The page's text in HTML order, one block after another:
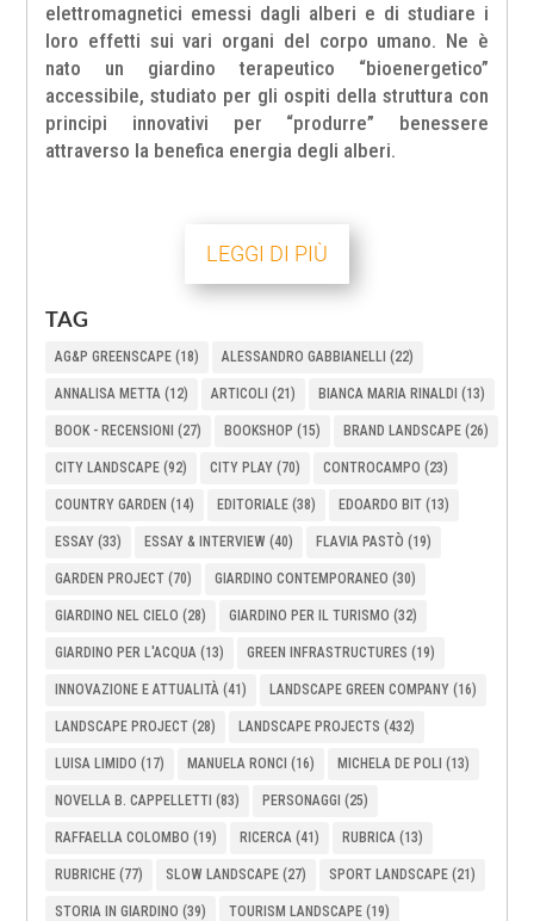
elettromagnetici emessi dagli alberi e di studiare i
loro effetti sui vari organi del corpo umano. Ne è
nato un giardino terapeutico “bioenergetico”
accessibile, studiato per gli ospiti della struttura con
principi innovativi per “produrre” benessere
attraverso la benefica energia degli alberi.
LEGGI DI PIÙ
TAG
AG&P GREENSCAPE (18) ALESSANDRO GABBIANELLI (22)
ANNALISA METTA (12) ARTICOLI (21) BIANCA MARIA RINALDI (13)
BOOK - RECENSIONI (27) BOOKSHOP (15) BRAND LANDSCAPE (26)
CITY LANDSCAPE (92) CITY PLAY (70) CONTROCAMPO (23)
COUNTRY GARDEN (14) EDITORIALE (38) EDOARDO BIT (13)
ESSAY (33) ESSAY & INTERVIEW (40) FLAVIA PASTÒ (19)
GARDEN PROJECT (70) GIARDINO CONTEMPORANEO (30)
GIARDINO NEL CIELO (28) GIARDINO PER IL TURISMO (32)
GIARDINO PER L'ACQUA (13) GREEN INFRASTRUCTURES (19)
INNOVAZIONE E ATTUALITÀ (41) LANDSCAPE GREEN COMPANY (16)
LANDSCAPE PROJECT (28) LANDSCAPE PROJECTS (432)
LUISA LIMIDO (17) MANUELA RONCI (16) MICHELA DE POLI (13)
NOVELLA B. CAPPELLETTI (83) PERSONAGGI (25)
RAFFAELLA COLOMBO (19) RICERCA (41) RUBRICA (13)
RUBRICHE (77) SLOW LANDSCAPE (27) SPORT LANDSCAPE (21)
STORIA IN GIARDINO (39) TOURISM LANDSCAPE (19)